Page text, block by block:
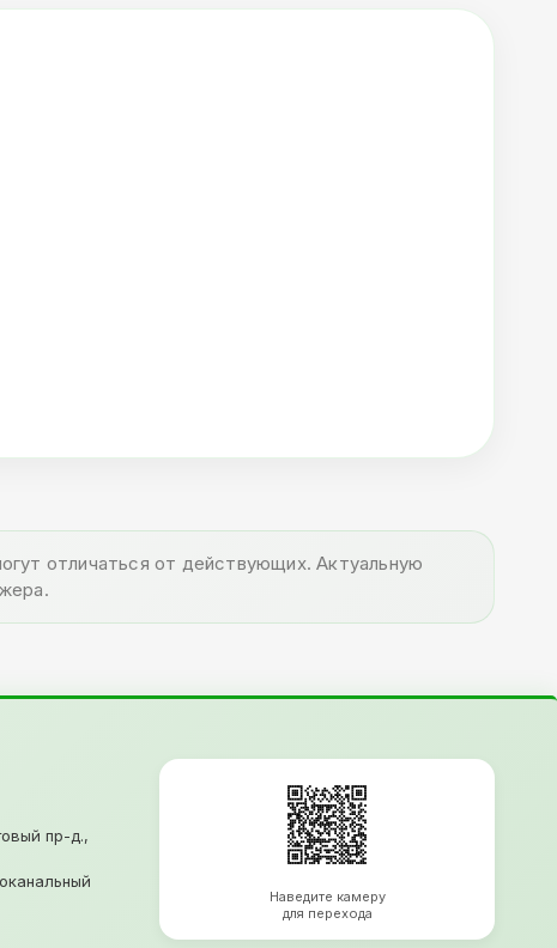
отличаться от действующих. Актуальную
пр-д.,
Наведите камеру
для перехода